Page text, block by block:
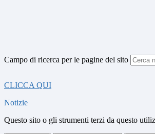
Campo di ricerca per le pagine del sito
CLICCA QUI
Notizie
Questo sito o gli strumenti terzi da questo